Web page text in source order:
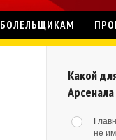
БОЛЕЛЬЩИКАМ
Какой
не